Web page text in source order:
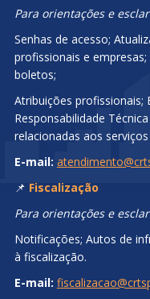
Para orientações e
Senhas de acesso;
profissionais e
boletos;
Atribuições profissionais;
Responsabilidade
relacionadas aos serviços
E-mail:
📌 Fiscalização
Para orientações e
Notificações; Autos de
à fiscalização.
E-mail: